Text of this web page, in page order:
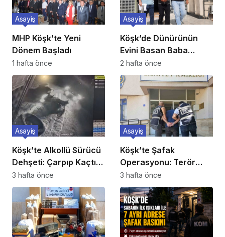
MHP Köşk’te Yeni
Dönem Başladı
Asayiş
1 hafta önce
Köşk’de Dünürünün
Evini Basan Baba
Tutuklandı
Asayiş
2 hafta önce
Köşk’te Alkollü Sürücü
Dehşeti: Çarpıp Kaçtı,
Ehliyetine El Konuldu
Asayiş
3 hafta önce
Köşk’te Şafak
Operasyonu: Terör
Propagandacısı 5
Suriyeli Yakalandı
Asayiş
3 hafta önce